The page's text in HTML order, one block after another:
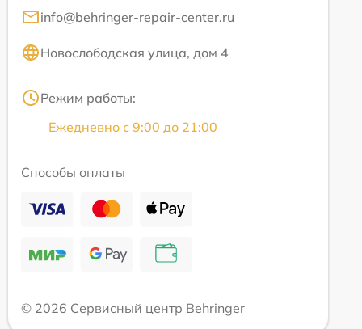
info@behringer-repair-center.ru
Новослободская улица, дом 4
Режим работы:
Ежедневно с 9:00 до 21:00
Способы оплаты
© 2026 Сервисный центр Behringer